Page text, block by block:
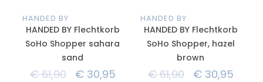
HANDED BY
HANDED BY Flechtkorb
SoHo Shopper sahara
sand
€61,90 €30,95
HANDED BY
HANDED BY Flechtkorb
SoHo Shopper, hazel
brown
€61,90 €30,95